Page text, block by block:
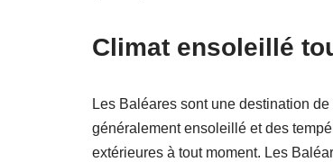
Climat ensoleillé
Les Baléares sont une destination
généralement ensoleillé et des
extérieures à tout moment. Les